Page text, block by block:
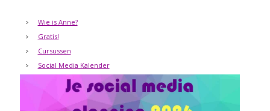
Wie is Anne?
Gratis!
Cursussen
Social Media Kalender